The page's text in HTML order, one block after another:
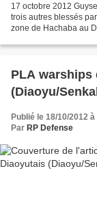
17 octobre 2012
trois autres blessés
zone de Hachaba au
PLA warships
(Diaoyu/
Publié le 18/10/2012
Par RP Defense